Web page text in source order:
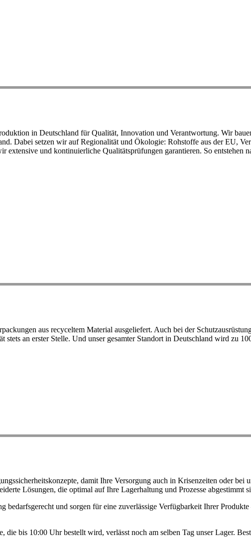
in Deutschland für Qualität, Innovation und Verantwortung. Wir
Dabei setzen wir auf Regionalität und Ökologie: Rohstoffe aus der EU,
extensive und kontinuierliche Qualitätsprüfungen garantieren. So entstehen
aus recyceltem Material ausgeliefert. Auch bei der
an erster Stelle. Und unser gesamter Standort in Deutschland wird zu
damit Ihre Versorgung auch in Krisenzeiten oder bei
Lösungen, die optimal auf Ihre Lagerhaltung und Prozesse abgestimmt
bedarfsgerecht und sorgen für eine zuverlässige Verfügbarkeit Ihrer
bis 10:00 Uhr bestellt wird, verlässt noch am selben Tag unser Lager.